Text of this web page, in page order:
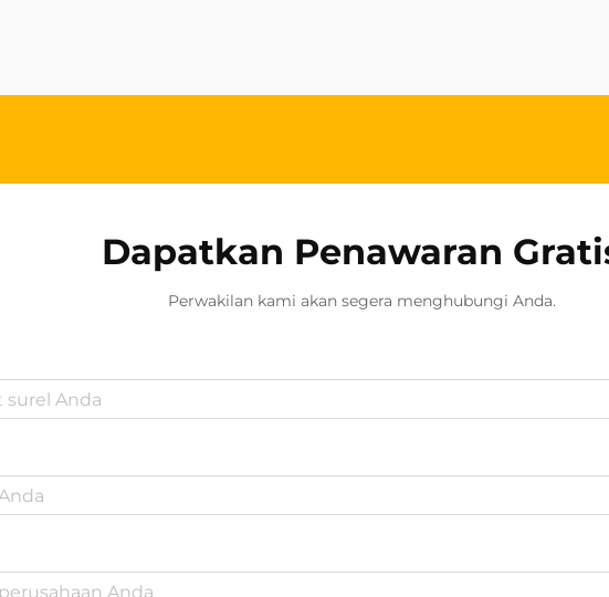
Dapatkan Penawaran
Perwakilan kami akan segera menghubungi Anda.